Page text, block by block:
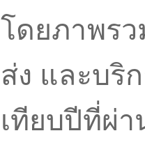
โดยภาพร
ส่ง และบริ
เทียบปีที่ผ่